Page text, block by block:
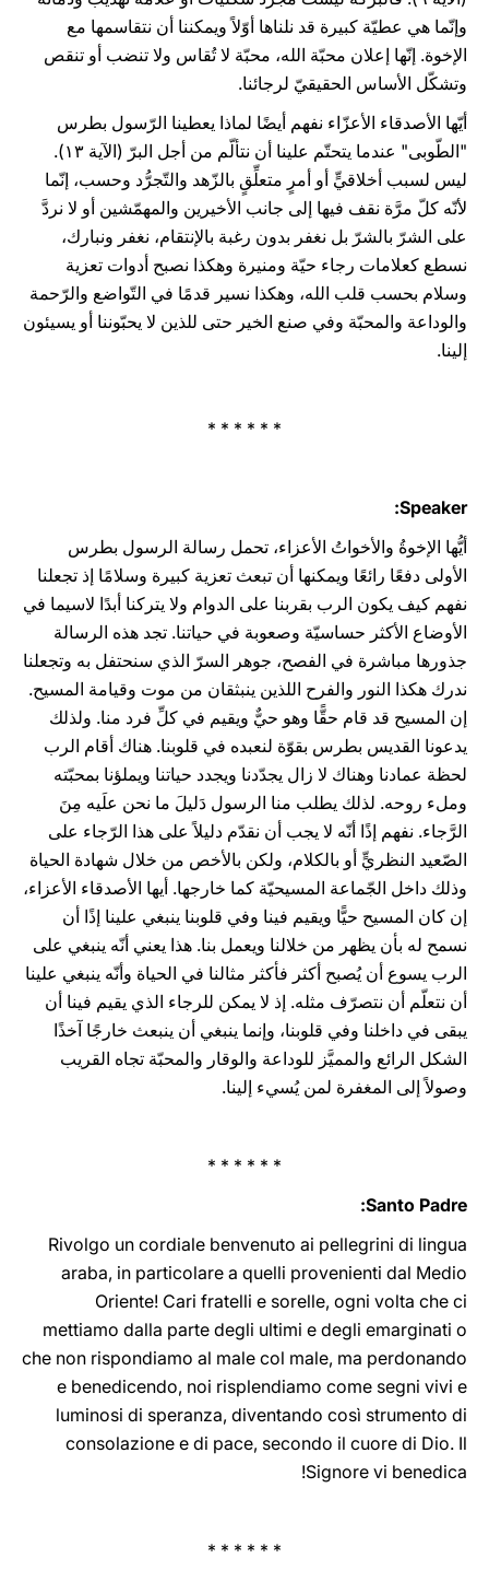
وإنّما هي عطيّة كبيرة قد نلناها أوّلاً ويمكننا أن نتقاسمها مع
الإخوة. إنّها إعلان محبّة الله، محبّة لا تُقاس ولا تنضب أو تنقص
وتشكّل الأساس الحقيقيّ لرجائنا.
أيّها الأصدقاء الأعزّاء نفهم أيضًا لماذا يعطينا الرّسول بطرس
"الطّوبى" عندما يتحتّم علينا أن نتألّم من أجل البرّ (الآية ۱۳).
ليس لسبب أخلاقيٍّ أو أمرٍ متعلِّقٍ بالزّهد والتّجرُّد وحسب، إنّما
لأنّه كلّ مرَّة نقف فيها إلى جانب الأخيرين والمهمّشين أو لا نردَّ
على الشرّ بالشرّ بل نغفر بدون رغبة بالإنتقام، نغفر ونبارك،
نسطع كعلامات رجاء حيّة ومنيرة وهكذا نصبح أدوات تعزية
وسلام بحسب قلب الله، وهكذا نسير قدمًا في التّواضع والرّحمة
والوداعة والمحبّة وفي صنع الخير حتى للذين لا يحبّوننا أو يسيئون
إلينا.
* * * * * *
Speaker:
أيُّها الإخوةُ والأخواتُ الأعزاء، تحمل رسالة الرسول بطرس
الأولى دفعًا رائعًا ويمكنها أن تبعث تعزية كبيرة وسلامًا إذ تجعلنا
نفهم كيف يكون الرب بقربنا على الدوام ولا يتركنا أبدًا لاسيما في
الأوضاع الأكثر حساسيّة وصعوبة في حياتنا. تجد هذه الرسالة
جذورها مباشرة في الفصح، جوهر السرّ الذي سنحتفل به وتجعلنا
ندرك هكذا النور والفرح اللذين ينبثقان من موت وقيامة المسيح.
إن المسيح قد قام حقًّا وهو حيٌّ ويقيم في كلِّ فرد منا. ولذلك
يدعونا القديس بطرس بقوّة لنعبده في قلوبنا. هناك أقام الرب
لحظة عمادنا وهناك لا زال يجدّدنا ويجدد حياتنا ويملؤنا بمحبّته
وملء روحه. لذلك يطلب منا الرسول دَليلَ ما نحن علَيه مِنَ
الرَّجاء. نفهم إذًا أنّه لا يجب أن نقدّم دليلاً على هذا الرّجاء على
الصّعيد النظريٍّ أو بالكلام، ولكن بالأخص من خلال شهادة الحياة
وذلك داخل الجّماعة المسيحيّة كما خارجها. أيها الأصدقاء الأعزاء،
إن كان المسيح حيًّا ويقيم فينا وفي قلوبنا ينبغي علينا إذًا أن
نسمح له بأن يظهر من خلالنا ويعمل بنا. هذا يعني أنّه ينبغي على
الرب يسوع أن يُصبح أكثر فأكثر مثالنا في الحياة وأنّه ينبغي علينا
أن نتعلّم أن نتصرّف مثله. إذ لا يمكن للرجاء الذي يقيم فينا أن
يبقى في داخلنا وفي قلوبنا، وإنما ينبغي أن ينبعث خارجًا آخذًا
الشكل الرائع والمميَّز للوداعة والوقار والمحبّة تجاه القريب
وصولاً إلى المغفرة لمن يُسيء إلينا.
* * * * * *
Santo Padre:
Rivolgo un cordiale benvenuto ai pellegrini di lingua
araba, in particolare a quelli provenienti dal Medio
Oriente! Cari fratelli e sorelle, ogni volta che ci
mettiamo dalla parte degli ultimi e degli emarginati o
che non rispondiamo al male col male, ma perdonando
e benedicendo, noi risplendiamo come segni vivi e
luminosi di speranza, diventando così strumento di
consolazione e di pace, secondo il cuore di Dio. Il
Signore vi benedica!
* * * * * *